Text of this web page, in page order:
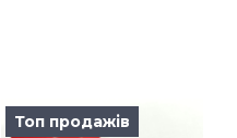
Топ продажів